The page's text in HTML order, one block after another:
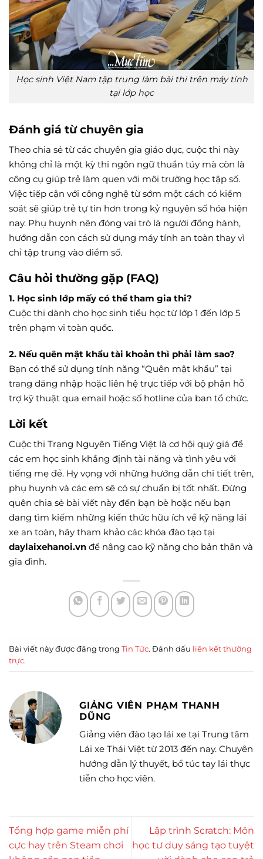
Học sinh Việt Nam tập trung làm bài thi trên máy tính
tại lớp học
Đánh giá từ chuyên gia
Theo chia sẻ từ các chuyên gia giáo dục, cuộc thi này
không chỉ là một kỳ thi ngôn ngữ thuần túy mà còn là
công cụ giúp trẻ làm quen với môi trường học tập số.
Việc tiếp cận với công nghệ từ sớm một cách có kiểm
soát sẽ giúp trẻ tự tin hơn trong kỷ nguyên số hóa hiện
nay. Phụ huynh nên đóng vai trò là người đồng hành,
hướng dẫn con cách sử dụng máy tính an toàn thay vì
chỉ tập trung vào điểm số.
Câu hỏi thường gặp (FAQ)
1. Học sinh lớp mấy có thể tham gia thi?
Cuộc thi dành cho học sinh tiểu học từ lớp 1 đến lớp 5
trên phạm vi toàn quốc.
2. Nếu quên mật khẩu tài khoản thì phải làm sao?
Bạn có thể sử dụng tính năng “Quên mật khẩu” tại
trang đăng nhập hoặc liên hệ trực tiếp với bộ phận hỗ
trợ kỹ thuật qua email hoặc số hotline của ban tổ chức.
Lời kết
Cuộc thi Trạng Nguyên Tiếng Việt là cơ hội quý giá để
các em học sinh khẳng định tài năng và tình yêu với
tiếng mẹ đẻ. Hy vọng với những hướng dẫn chi tiết trên,
phụ huynh và các em sẽ có sự chuẩn bị tốt nhất. Đừng
quên chia sẻ bài viết này đến bạn bè hoặc nếu bạn
đang tìm kiếm những kiến thức hữu ích về kỹ năng lái
xe an toàn, hãy tham khảo các khóa đào tạo tại
daylaixehanoi.vn để nâng cao kỹ năng cho bản thân và
gia đình.
Bài viết này được đăng trong Tin Tức. Đánh dấu liên kết thường
trực.
GIẢNG VIÊN PHẠM THANH
DŨNG
Giảng viên đào tạo lái xe tại Trung tâm
Lái xe Thái Việt từ 2013 đến nay. Chuyên
hướng dẫn lý thuyết, bổ túc tay lái thực
tiễn cho học viên.
Tổng hợp game miễn phí
cực hay trên Steam chơi
Lập trình Scratch: Môn
học tư duy sáng tạo tuyệt